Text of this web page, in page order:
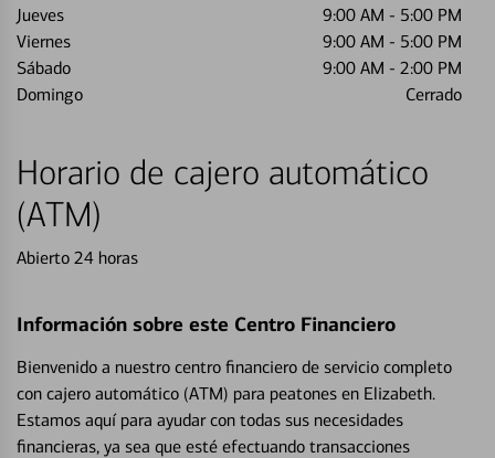
Jueves
9:00 AM - 5:00 PM
Viernes
9:00 AM - 5:00 PM
Sábado
9:00 AM - 2:00 PM
Domingo
Cerrado
Horario de cajero automático
(ATM)
Abierto 24 horas
Información sobre este Centro Financiero
Bienvenido a nuestro centro financiero de servicio completo
con cajero automático (ATM) para peatones en Elizabeth.
Estamos aquí para ayudar con todas sus necesidades
financieras, ya sea que esté efectuando transacciones